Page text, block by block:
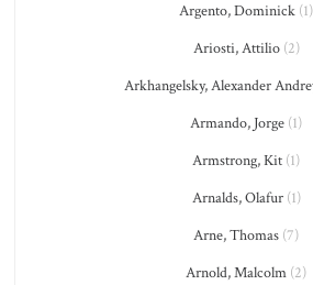
Argento, Dominick (1)
Ariosti, Attilio(2)
Arkhangelsky, Alexander
Armando, Jorge (1)
Armstrong, Kit (1)
Arnalds, Olafur(1)
Arne, Thomas (7)
Arnold, Malcolm (2)